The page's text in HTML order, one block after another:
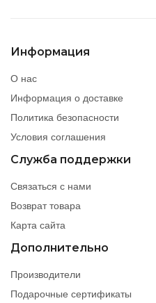
Информация
О нас
Информация о доставке
Политика безопасности
Условия соглашения
Служба поддержки
Связаться с нами
Возврат товара
Карта сайта
Дополнительно
Производители
Подарочные сертификаты